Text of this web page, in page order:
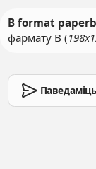
B format
фармату B (